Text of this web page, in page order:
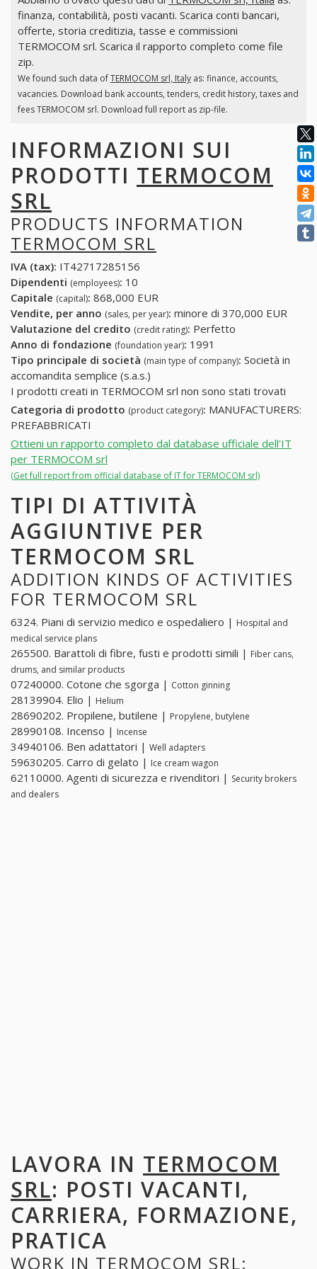
finanza, contabilità, posti vacanti. Scarica conti bancari,
offerte, storia creditizia, tasse e commissioni
TERMOCOM srl. Scarica il rapporto completo come file
zip.
We found such data ofTERMOCOM srl, Italyas: finance, accounts,
vacancies. Download bank accounts, tenders, credit history, taxes and
fees TERMOCOM srl. Download full report as zip-file.
INFORMAZIONI SUI
PRODOTTI TERMOCOM
SRL
PRODUCTS INFORMATION
TERMOCOM SRL
IVA (tax): IT42717285156
Dipendenti (employees): 10
Capitale (capital): 868,000 EUR
Vendite, per anno (sales, per year): minore di 370,000 EUR
Valutazione del credito (credit rating): Perfetto
Anno di fondazione (foundation year): 1991
Tipo principale di società (main type of company): Società in
accomandita semplice (s.a.s.)
I prodotti creati in TERMOCOM srl non sono stati trovati
Categoria di prodotto (product category): MANUFACTURERS:
PREFABBRICATI
Ottieni un rapporto completo dal database ufficiale dell'IT
per TERMOCOM srl
(Get full report from official database of IT for TERMOCOM srl)
TIPI DI ATTIVITÀ
AGGIUNTIVE PER
TERMOCOM SRL
ADDITION KINDS OF ACTIVITIES
FOR TERMOCOM SRL
6324. Piani di servizio medico e ospedaliero | Hospital and
medical service plans
265500. Barattoli di fibre, fusti e prodotti simili | Fiber cans,
drums, and similar products
07240000. Cotone che sgorga | Cotton ginning
28139904. Elio | Helium
28690202. Propilene, butilene | Propylene, butylene
28990108. Incenso | Incense
34940106. Ben adattatori | Well adapters
59630205. Carro di gelato | Ice cream wagon
62110000. Agenti di sicurezza e rivenditori | Security brokers
and dealers
LAVORA IN TERMOCOM
SRL: POSTI VACANTI,
CARRIERA, FORMAZIONE,
PRATICA
WORK IN TERMOCOM SRL: